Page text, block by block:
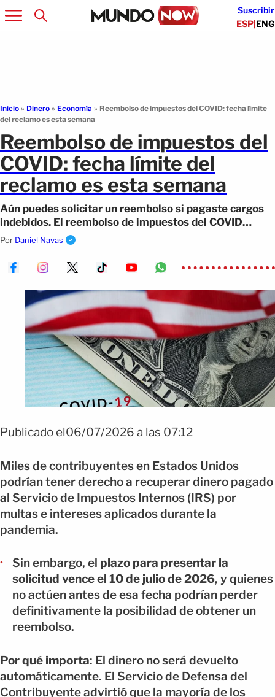
Suscribir
ESP|ENG
Inicio » Dinero » Economía » Reembolso de impuestos del COVID: fecha límite
del reclamo es esta semana
Reembolso de impuestos del
COVID: fecha límite del
reclamo es esta semana
Aún puedes solicitar un reembolso si pagaste cargos
indebidos. El reembolso de impuestos del COVID
requiere un reclamo ante el IRS.
Por Daniel Navas
Publicado el06/07/2026 a las 07:12
Miles de contribuyentes en Estados Unidos
podrían tener derecho a recuperar dinero pagado
al Servicio de Impuestos Internos (IRS) por
multas e intereses aplicados durante la
pandemia.
Sin embargo, el plazo para presentar la
solicitud vence el 10 de julio de 2026, y quienes
no actúen antes de esa fecha podrían perder
definitivamente la posibilidad de obtener un
reembolso.
Por qué importa: El dinero no será devuelto
automáticamente. El Servicio de Defensa del
Contribuyente advirtió que la mayoría de los